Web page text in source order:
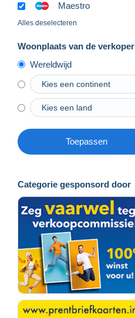
Maestro
Alles deselecteren
Woonplaats van de verkoper
Wereldwijd
Toepassen
Categorie gesponsord door